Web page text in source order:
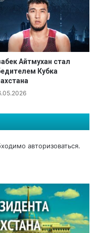
Айтмухан стал
Кубка
авторизоваться.